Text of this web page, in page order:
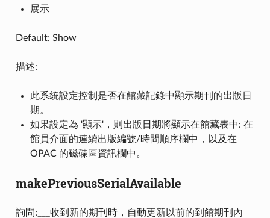
展示
Default: Show
描述:
此系統設定控制是否在館藏記錄中顯示期刊的出版日
期。
如果設定為 '顯示'，則出版日期將顯示在館藏表中: 在
館員介面的連續出版編號/時間順序欄中，以及在
OPAC 的磁碟區資訊欄中。
makePreviousSerialAvailable
詢問:___收到新的期刊時，自動更新以前的到館期刊內